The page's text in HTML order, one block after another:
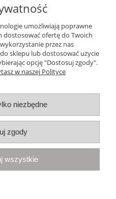
opinii
i dostawa
Samociążek, woj. kujawsko-
umożliwiają poprawne
dostosować ofertę do Twoich
przez nas
sklepu lub dostosować użycie
opcję "Dostosuj zgody".
w naszej Polityce
niezbędne
zgody
wszystkie